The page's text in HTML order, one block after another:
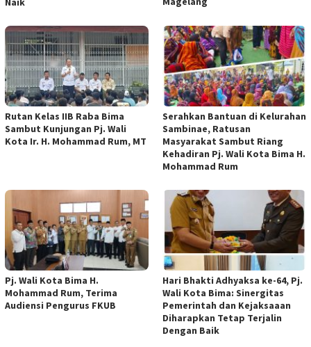
Rutan Kelas IIB Raba Bima
Sambut Kunjungan Pj. Wali
Kota Ir. H. Mohammad Rum, MT
Serahkan Bantuan di Kelurahan
Sambinae, Ratusan
Masyarakat Sambut Riang
Kehadiran Pj. Wali Kota Bima H.
Mohammad Rum
Pj. Wali Kota Bima H.
Mohammad Rum, Terima
Audiensi Pengurus FKUB
Hari Bhakti Adhyaksa ke-64, Pj.
Wali Kota Bima: Sinergitas
Pemerintah dan Kejaksaaan
Diharapkan Tetap Terjalin
Dengan Baik